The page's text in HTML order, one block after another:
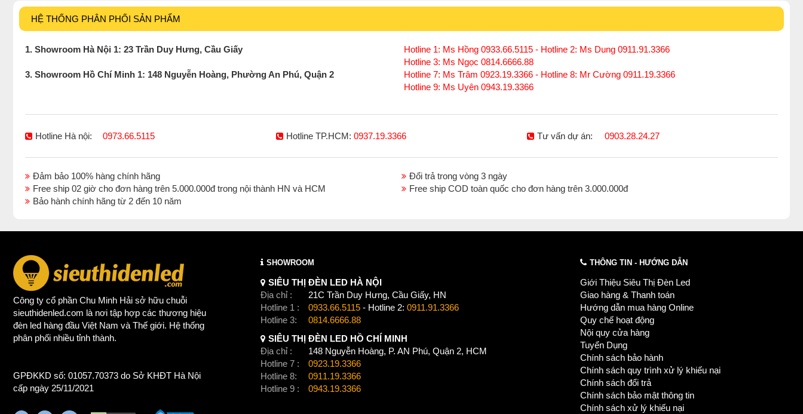
HỆ THỐNG PHÂN PHỐI SẢN PHẨM
1. Showroom Hà Nội 1: 23 Trần Duy Hưng, Cầu Giấy
Hotline 1: Ms Hồng 0933.66.5115 - Hotline 2: Ms Dung 0911.91.3366
Hotline 3: Ms Ngọc 0814.6666.88
3. Showroom Hồ Chí Minh 1: 148 Nguyễn Hoàng, Phường An Phú, Quận 2
Hotline 7: Ms Trâm 0923.19.3366 - Hotline 8: Mr Cường 0911.19.3366
Hotline 9: Ms Uyên 0943.19.3366
Hotline Hà nội: 0973.66.5115 Hotline TP.HCM: 0937.19.3366 Tư vấn dự án: 0903.28.24.27
Đảm bảo 100% hàng chính hãng
Đổi trả trong vòng 3 ngày
Free ship 02 giờ cho đơn hàng trên 5.000.000đ trong nội thành HN và HCM
Free ship COD toàn quốc cho đơn hàng trên 3.000.000đ
Bảo hành chính hãng từ 2 đến 10 năm
Công ty cổ phần Chu Minh Hải sở hữu chuỗi
sieuthidenled.com là nơi tập hợp các thương hiệu
đèn led hàng đầu Việt Nam và Thế giới. Hệ thống
phân phối nhiều tỉnh thành.
GPĐKKD số: 01057.70373 do Sở KHĐT Hà Nội
cấp ngày 25/11/2021
SHOWROOM
SIÊU THỊ ĐÈN LED HÀ NỘI
Địa chỉ :
21C Trần Duy Hưng, Cầu Giấy, HN
Hotline 1 :
0933.66.5115 - Hotline 2: 0911.91.3366
Hotline 3:
0814.6666.88
SIÊU THỊ ĐÈN LED HỒ CHÍ MINH
Địa chỉ :
148 Nguyễn Hoàng, P. AN Phú, Quận 2, HCM
Hotline 7 :
0923.19.3366
Hotline 8:
0911.19.3366
Hotline 9 :
0943.19.3366
THÔNG TIN - HƯỚNG DẪN
Giới Thiệu Siêu Thị Đèn Led
Giao hàng & Thanh toán
Hướng dẫn mua hàng Online
Quy chế hoạt động
Nội quy cửa hàng
Tuyển Dụng
Chính sách bảo hành
Chính sách quy trình xử lý khiếu nại
Chính sách đổi trả
Chính sách bảo mật thông tin
Chính sách xử lý khiếu nại